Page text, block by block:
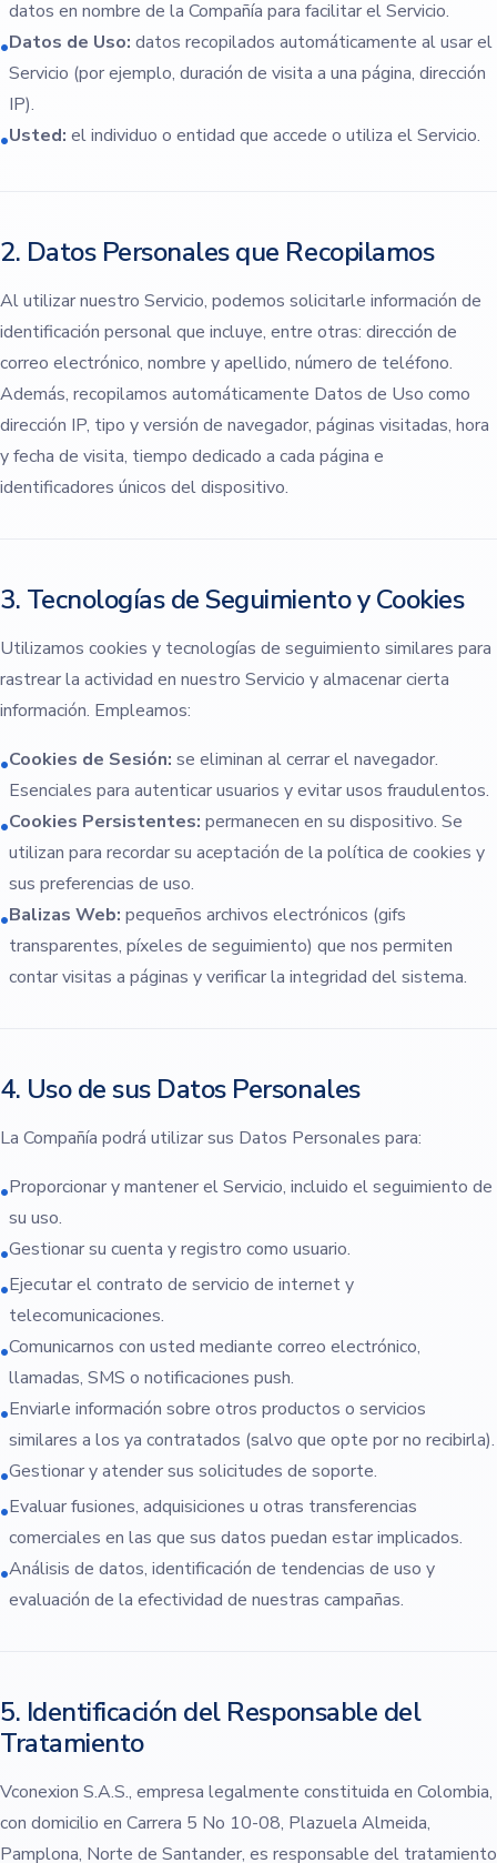
datos en nombre de la Compañía para facilitar el Servicio.
•Datos de Uso: datos recopilados automáticamente al usar el
Servicio (por ejemplo, duración de visita a una página, dirección
IP).
•Usted: el individuo o entidad que accede o utiliza el Servicio.
2. Datos Personales que Recopilamos
Al utilizar nuestro Servicio, podemos solicitarle información de
identificación personal que incluye, entre otras: dirección de
correo electrónico, nombre y apellido, número de teléfono.
Además, recopilamos automáticamente Datos de Uso como
dirección IP, tipo y versión de navegador, páginas visitadas, hora
y fecha de visita, tiempo dedicado a cada página e
identificadores únicos del dispositivo.
3. Tecnologías de Seguimiento y Cookies
Utilizamos cookies y tecnologías de seguimiento similares para
rastrear la actividad en nuestro Servicio y almacenar cierta
información. Empleamos:
•Cookies de Sesión: se eliminan al cerrar el navegador.
Esenciales para autenticar usuarios y evitar usos fraudulentos.
•Cookies Persistentes: permanecen en su dispositivo. Se
utilizan para recordar su aceptación de la política de cookies y
sus preferencias de uso.
•Balizas Web: pequeños archivos electrónicos (gifs
transparentes, píxeles de seguimiento) que nos permiten
contar visitas a páginas y verificar la integridad del sistema.
4. Uso de sus Datos Personales
La Compañía podrá utilizar sus Datos Personales para:
•Proporcionar y mantener el Servicio, incluido el seguimiento de
su uso.
•Gestionar su cuenta y registro como usuario.
•Ejecutar el contrato de servicio de internet y
telecomunicaciones.
•Comunicarnos con usted mediante correo electrónico,
llamadas, SMS o notificaciones push.
•Enviarle información sobre otros productos o servicios
similares a los ya contratados (salvo que opte por no recibirla).
•Gestionar y atender sus solicitudes de soporte.
•Evaluar fusiones, adquisiciones u otras transferencias
comerciales en las que sus datos puedan estar implicados.
•Análisis de datos, identificación de tendencias de uso y
evaluación de la efectividad de nuestras campañas.
5. Identificación del Responsable del
Tratamiento
Vconexion S.A.S., empresa legalmente constituida en Colombia,
con domicilio en Carrera 5 No 10-08, Plazuela Almeida,
Pamplona, Norte de Santander, es responsable del tratamiento